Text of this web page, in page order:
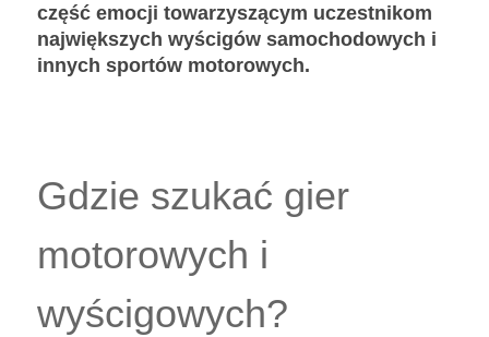
część emocji towarzyszącym uczestnikom
największych wyścigów samochodowych i
innych sportów motorowych.
Gdzie szukać gier
motorowych i
wyścigowych?